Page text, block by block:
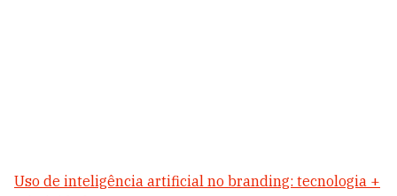
Uso de inteligência artificial no branding: tecnologia +